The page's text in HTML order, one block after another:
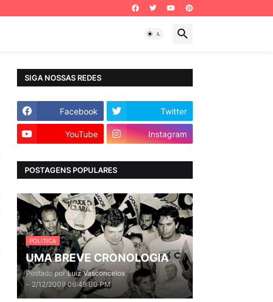
SIGA NOSSAS REDES
Facebook Twitter
YouTube Instagram
POSTAGENS POPULARES
POLITICA
UMA BREVE CRONOLOGIA
Postado por Luiz Vasconcelos
- 2/12/2009 06:49:00 PM